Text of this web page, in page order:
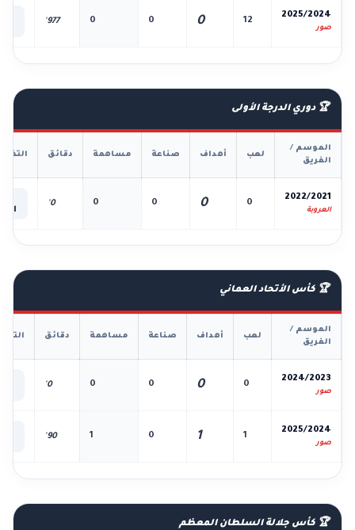
2025/2024
صور
12
0
0
0
977'
🏆 دوري الدرجة الأولى
الموسم /
الفريق
لعب أهداف صناعة مساهمة دقائق
2022/2021
العروبة
0
0
0
0
0'
🏆 كأس الأتحاد العماني
الموسم /
الفريق
لعب أهداف صناعة مساهمة دقائق
2024/2023
صور
0
0
0
0
0'
2025/2024
صور
1
1
0
1
90'
🏆 كأس جلالة السلطان المعظم